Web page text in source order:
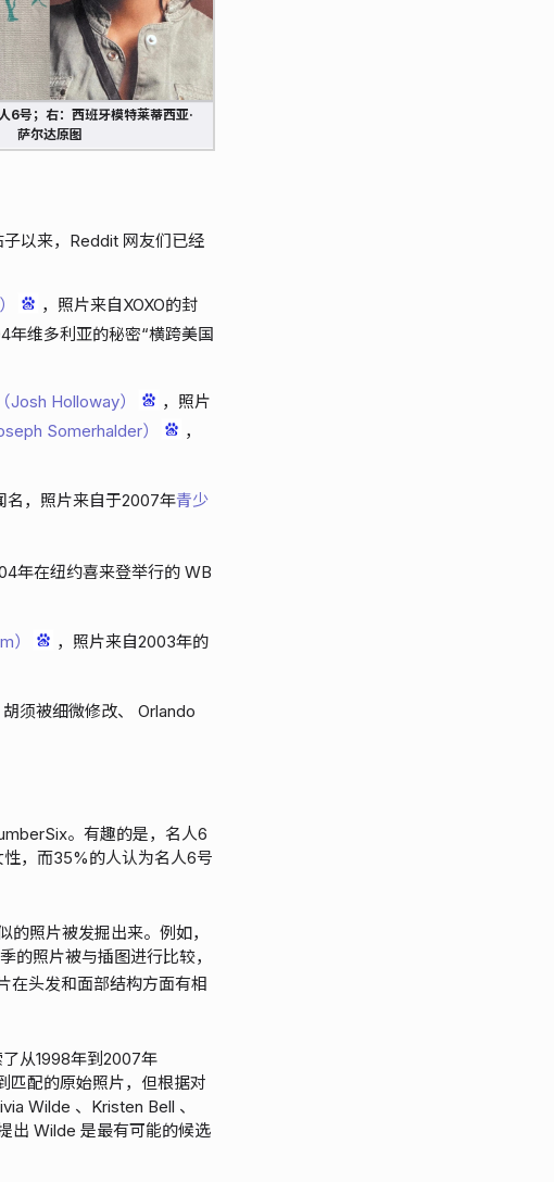
6号；右：西班牙模特莱蒂西亚·
萨尔达原图
以来，Reddit 网友们已经
，照片来自XOXO的封
年维多利亚的秘密“横跨美国
Josh Holloway）
，照片
Somerhalder）
，
名，照片来自于2007年青少
年在纽约喜来登举行的 WB
）
，照片来自2003年的
须被细微修改、 Orlando
。有趣的是，名人6
，而35%的人认为名人6号
照片被发掘出来。例如，
的照片被与插图进行比较，
在头发和面部结构方面有相
从1998年到2007年
匹配的原始照片，但根据对
Wilde 、Kristen Bell 、
出 Wilde 是最有可能的候选